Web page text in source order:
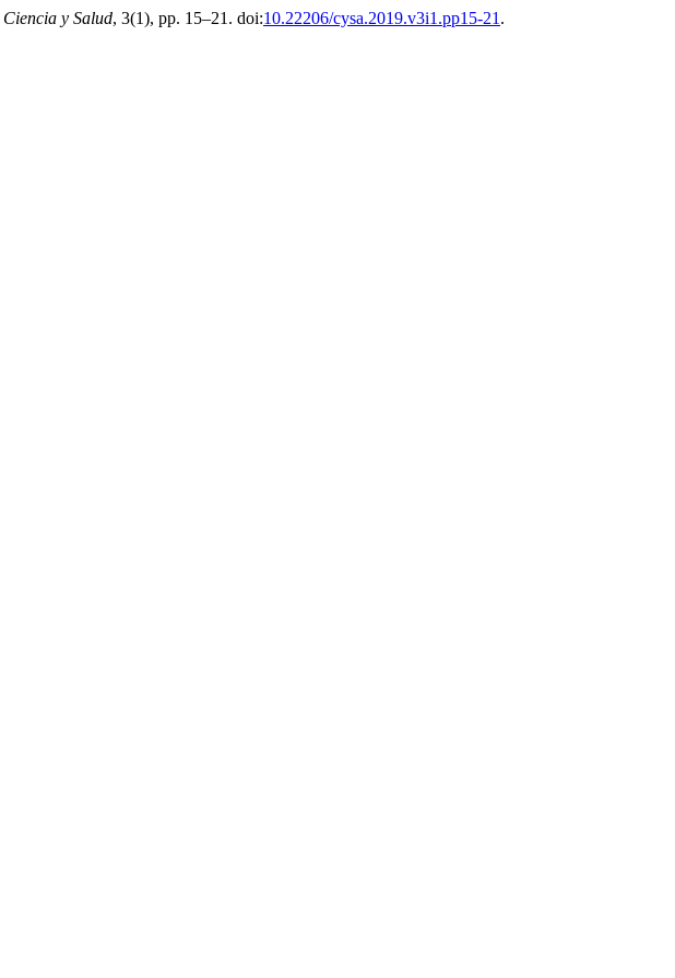
Ciencia y Salud, 3(1), pp. 15–21. doi:10.22206/cysa.2019.v3i1.pp15-21 .